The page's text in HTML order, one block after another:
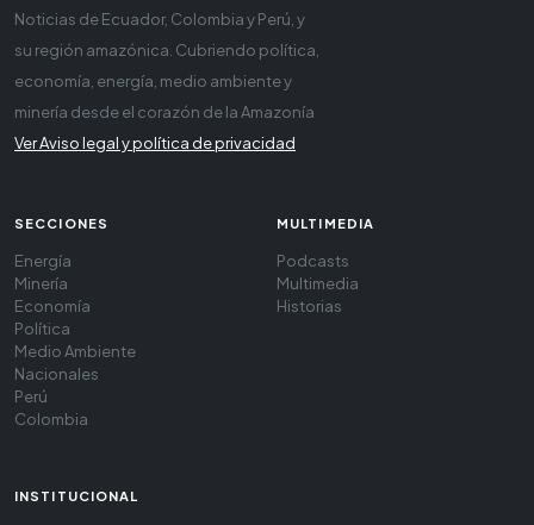
Noticias de Ecuador, Colombia y Perú, y
su región amazónica. Cubriendo política,
economía, energía, medio ambiente y
minería desde el corazón de la Amazonía
Ver Aviso legal y política de privacidad
SECCIONES
Energía
Minería
Economía
Política
Medio Ambiente
Nacionales
Perú
Colombia
MULTIMEDIA
Podcasts
Multimedia
Historias
INSTITUCIONAL